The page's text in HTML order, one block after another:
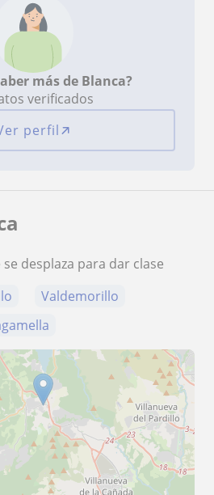
más de Blanca?
verificados
perfil
desplaza para dar clase
Valdemorillo